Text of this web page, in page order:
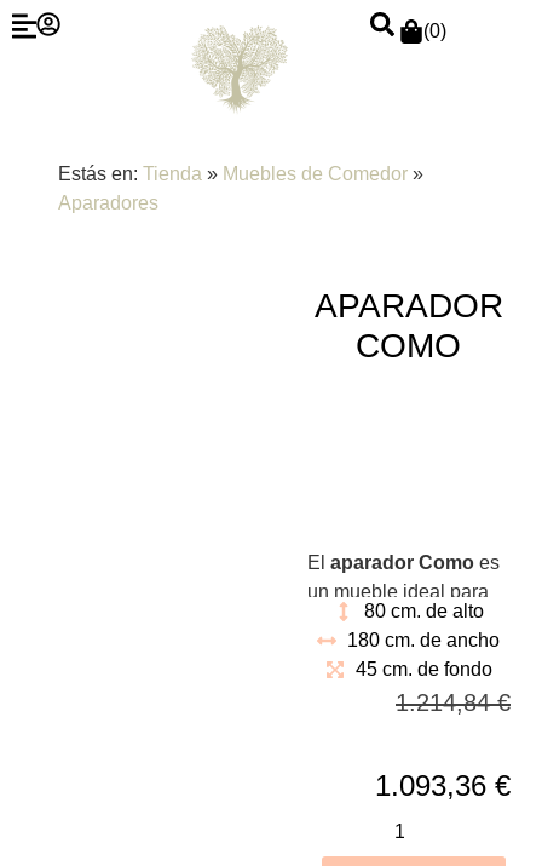
(0)
Estás en: Tienda » Muebles de Comedor »
Aparadores
APARADOR
COMO
El aparador Comoes
un mueble ideal para
acompañar cualquier
entorno minimalista o
moderno. Gracias a
este modelo deKeen
comedor,
obteniendo espacio de
sobra para guardar
80 cm. de alto
180 cm. de ancho
45 cm. de fondo
1.214,84€
1.093,36 €